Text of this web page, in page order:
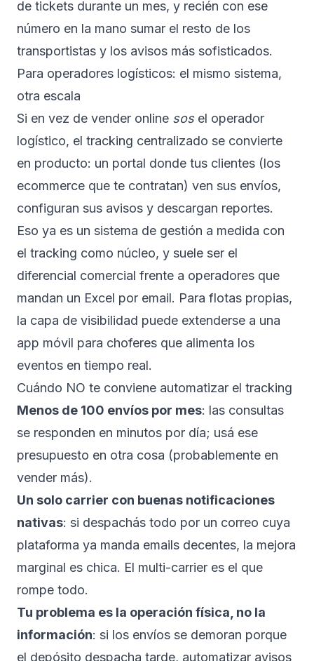
de tickets durante un mes, y recién con ese
número en la mano sumar el resto de los
transportistas y los avisos más sofisticados.
Para operadores logísticos: el mismo sistema,
otra escala
Si en vez de vender online sosel operador
logístico, el tracking centralizado se convierte
en producto: un portal donde tus clientes (los
ecommerce que te contratan) ven sus envíos,
configuran sus avisos y descargan reportes.
Eso ya es un sistema de gestión a medida con
el tracking como núcleo, y suele ser el
diferencial comercial frente a operadores que
mandan un Excel por email. Para flotas propias,
la capa de visibilidad puede extenderse a una
app móvil para choferes que alimenta los
eventos en tiempo real.
Cuándo NO te conviene automatizar el tracking
Menos de 100 envíos por mes: las consultas
se responden en minutos por día; usá ese
presupuesto en otra cosa (probablemente en
vender más).
Un solo carrier con buenas notificaciones
nativas: si despachás todo por un correo cuya
plataforma ya manda emails decentes, la mejora
marginal es chica. El multi-carrier es el que
rompe todo.
Tu problema es la operación física, no la
información: si los envíos se demoran porque
el depósito despacha tarde, automatizar avisos